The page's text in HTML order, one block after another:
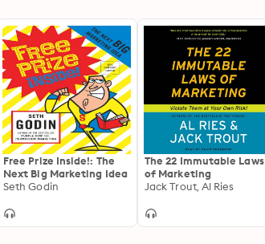
Free Prize Inside!: The
Next Big Marketing Idea
Seth Godin
The 22 Immutable Laws
of Marketing
Jack Trout, Al Ries